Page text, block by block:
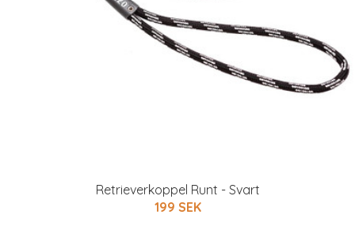
Retrieverkoppel Runt - Svart
199 SEK